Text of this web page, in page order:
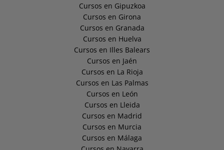
Cursos en Gipuzkoa
Cursos en Girona
Cursos en Granada
Cursos en Huelva
Cursos en Illes Balears
Cursos en Jaén
Cursos en La Rioja
Cursos en Las Palmas
Cursos en León
Cursos en Lleida
Cursos en Madrid
Cursos en Murcia
Cursos en Málaga